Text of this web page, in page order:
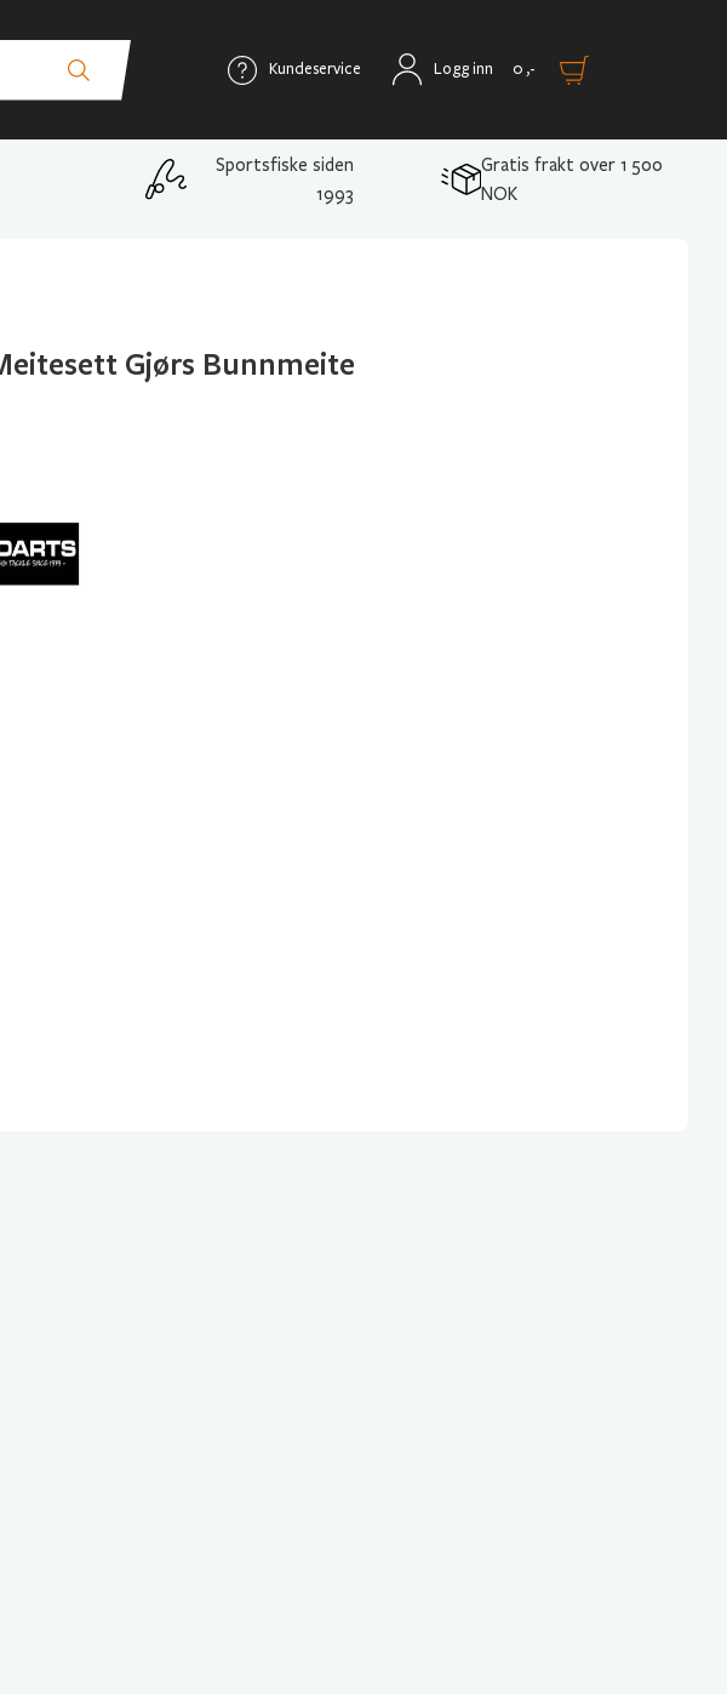
Kundeservice Logg inn 0 ,-
Sportsfiske siden
1993
Gratis frakt over 1 500
NOK
Gjørs Bunnmeite